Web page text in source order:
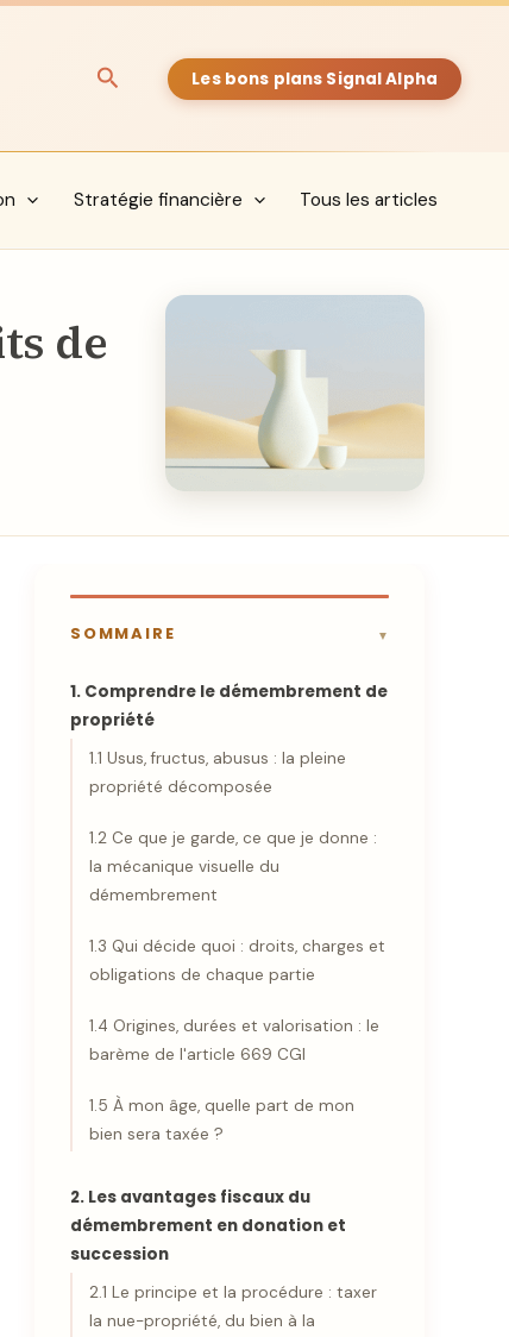
RechercherLes bons plans Signal Alpha
Stratégie financière Tous les articles
de
SOMMAIRE
1. Comprendre le démembrement de
propriété
1.1 Usus, fructus, abusus : la pleine
propriété décomposée
1.2 Ce que je garde, ce que je donne :
la mécanique visuelle du
démembrement
1.3 Qui décide quoi : droits, charges et
obligations de chaque partie
1.4 Origines, durées et valorisation : le
barème de l'article 669 CGI
1.5 À mon âge, quelle part de mon
bien sera taxée ?
2. Les avantages fiscaux du
démembrement en donation et
succession
2.1 Le principe et la procédure : taxer
la nue-propriété, du bien à la